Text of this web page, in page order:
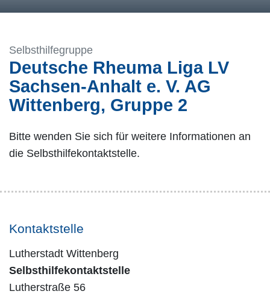
Selbsthilfegruppe
Deutsche Rheuma Liga LV
Sachsen-Anhalt e. V. AG
Wittenberg, Gruppe 2
Bitte wenden Sie sich für weitere Informationen an
die Selbsthilfekontaktstelle.
Kontaktstelle
Lutherstadt Wittenberg
Selbsthilfekontaktstelle
Lutherstraße 56